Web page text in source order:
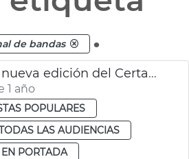
de bandas .
Inicios de una nueva edición del Certamen Internacional de Bandas de Música de València
1 año
POPULARES
LAS AUDIENCIAS
EN PORTADA